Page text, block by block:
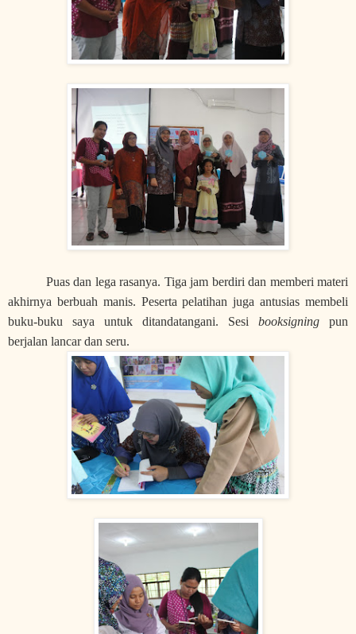
Puas dan lega rasanya. Tiga jam berdiri dan memberi materi
akhirnya berbuah manis. Peserta pelatihan juga antusias membeli
buku-buku saya untuk ditandatangani. Sesi booksigning pun
berjalan lancar dan seru.